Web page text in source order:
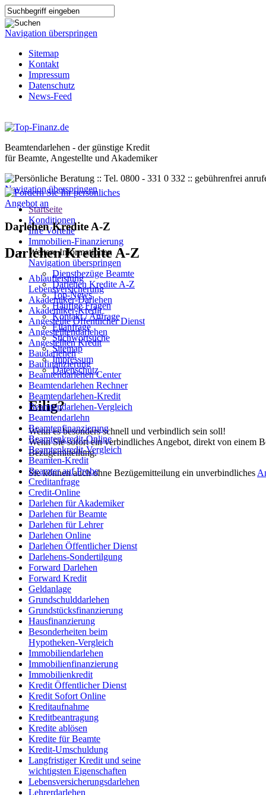
Navigation überspringen
Sitemap
Kontakt
Impressum
Datenschutz
News-Feed
Beamtendarlehen - der günstige Kredit
für Beamte, Angestellte und Akademiker
Navigation überspringen
Startseite
Konditionen
Ihre Vorteile
Immobilien-Finanzierung
Weitere Informationen
Navigation überspringen
Dienstbezüge Beamte
Darlehen Kredite A-Z
Top-News
Häufige Fragen
Kontakt / Anfrage
Eilanfrage
Stichwortsuche
Sitemap
Impressum
Datenschutz
Eilig?
Wenn es besonders schnell und verbindlich sein soll!
Wenn Sie sofort ein verbindliches Angebot, direkt von einem
Bezügemitteilung.
Sie können auch ohne Bezügemitteilung ein unverbindliches
Darlehen Kredite A-Z
Darlehen Kredite A-Z
Ablaufleistung
Lebensversicherung
Akademiker-Darlehen
Akademiker-Kredit
Angestellte Öffentlicher Dienst
Angestelltendarlehen
Angestellten Kredit
Baudarlehen
Baufinanzierung
Beamtendarlehen Center
Beamtendarlehen Rechner
Beamtendarlehen-Kredit
Beamtendarlehen-Vergleich
Beamtendarlehn
Beamtenfinanzierung
Beamtenkredit-Online
Beamtenkredit-Vergleich
Beamten-Kredit
Beamter auf Probe
Creditanfrage
Credit-Online
Darlehen für Akademiker
Darlehen für Beamte
Darlehen für Lehrer
Darlehen Online
Darlehen Öffentlicher Dienst
Darlehens-Sondertilgung
Forward Darlehen
Forward Kredit
Geldanlage
Grundschulddarlehen
Grundstücksfinanzierung
Hausfinanzierung
Besonderheiten beim
Hypotheken-Vergleich
Immobiliendarlehen
Immobilienfinanzierung
Immobilienkredit
Kredit Öffentlicher Dienst
Kredit Sofort Online
Kreditaufnahme
Kreditbeantragung
Kredite ablösen
Kredite für Beamte
Kredit-Umschuldung
Langfristiger Kredit und seine
wichtigsten Eigenschaften
Lebensversicherungsdarlehen
Lehrerdarlehen